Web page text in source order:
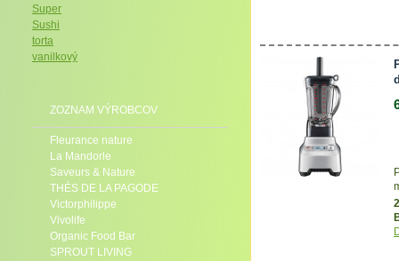
Super
Sushi
torta
vanilkový
ZOZNAM VÝROBCOV
Fleurance nature
La Mandorle
Saveurs & Nature
THÉS DE LA PAGODE
Victorphilippe
Vivolife
Organic Food Bar
SPROUT LIVING